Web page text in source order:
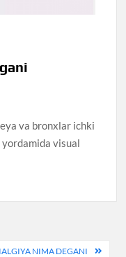
va bronxlar ichki
visual
NIMA DEGANI